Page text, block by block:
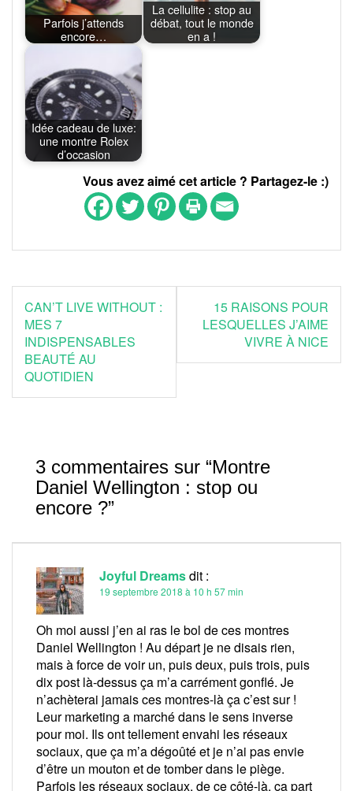
Parfois j’attends
encore…
La cellulite : stop au
débat, tout le monde
en a !
Idée cadeau de luxe:
une montre Rolex
d’occasion
Vous avez aimé cet article ? Partagez-le :)
Navigation
de
l’article
CAN’T LIVE WITHOUT :
MES 7
INDISPENSABLES
BEAUTÉ AU
QUOTIDIEN
15 RAISONS POUR
LESQUELLES J’AIME
VIVRE À NICE
3 commentaires sur “Montre
Daniel Wellington : stop ou
encore ?”
Joyful Dreamsdit :
19 septembre 2018 à 10 h 57 min
Oh moi aussi j’en ai ras le bol de ces montres
Daniel Wellington ! Au départ je ne disais rien,
mais à force de voir un, puis deux, puis trois, puis
dix post là-dessus ça m’a carrément gonflé. Je
n’achèterai jamais ces montres-là ça c’est sur !
Leur marketing a marché dans le sens inverse
pour moi. Ils ont tellement envahi les réseaux
sociaux, que ça m’a dégoûté et je n’ai pas envie
d’être un mouton et de tomber dans le piège.
Parfois les réseaux sociaux, de ce côté-là, ça part